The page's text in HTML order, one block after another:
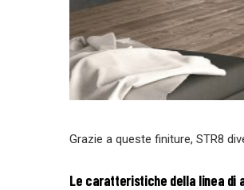
Grazie a queste finiture, STR8
Le caratteristiche della linea di